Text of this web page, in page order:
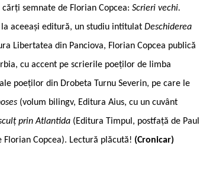
semnate de Florian Copcea: Scrieri vechi.
aceeași editură, un studiu intitulat Deschiderea
Libertatea din Panciova, Florian Copcea publică
cu accent pe scrierile poeților de limba
poeților din Drobeta Turnu Severin, pe care le
(volum bilingv, Editura Aius, cu un cuvânt
prin Atlantida (Editura Timpul, postfață de Paul
Copcea). Lectură plăcută! (Cronicar)